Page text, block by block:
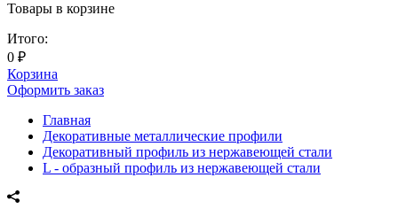
Товары в корзине
Итого:
0 ₽
Корзина
Оформить заказ
Главная
Декоративные металлические профили
Декоративный профиль из нержавеющей стали
L - образный профиль из нержавеющей стали